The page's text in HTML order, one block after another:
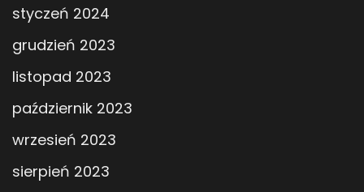
styczeń 2024
grudzień 2023
listopad 2023
październik 2023
wrzesień 2023
sierpień 2023